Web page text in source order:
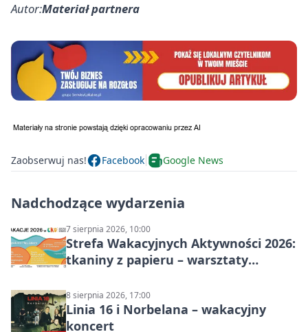
Autor:Materiał partnera
Zaobserwuj nas! Facebook Google News
Nadchodzące wydarzenia
7 sierpnia 2026, 10:00
Strefa Wakacyjnych Aktywności 2026:
tkaniny z papieru – warsztaty
8 sierpnia 2026, 17:00
Linia 16 i Norbelana – wakacyjny
koncert